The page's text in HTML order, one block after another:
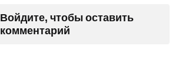
Войдите, чтобы оставить
комментарий